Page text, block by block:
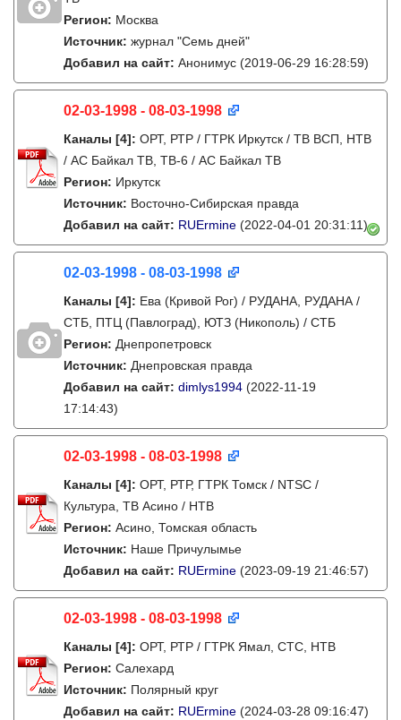
Регион: Москва
Источник: журнал "Семь дней"
Добавил на сайт: Анонимус (2019-06-29 16:28:59)
02-03-1998 - 08-03-1998
Каналы [4]: ОРТ, РТР / ГТРК Иркутск / ТВ ВСП, НТВ
/ АС Байкал ТВ, ТВ-6 / АС Байкал ТВ
Регион: Иркутск
Источник: Восточно-Сибирская правда
Добавил на сайт: RUErmine (2022-04-01 20:31:11)
02-03-1998 - 08-03-1998
Каналы [4]: Ева (Кривой Рог) / РУДАНА, РУДАНА /
СТБ, ПТЦ (Павлоград), ЮТЗ (Никополь) / СТБ
Регион: Днепропетровск
Источник: Днепровская правда
Добавил на сайт: dimlys1994 (2022-11-19
17:14:43)
02-03-1998 - 08-03-1998
Каналы [4]: ОРТ, РТР, ГТРК Томск / NTSC /
Культура, ТВ Асино / НТВ
Регион: Асино, Томская область
Источник: Наше Причулымье
Добавил на сайт: RUErmine (2023-09-19 21:46:57)
02-03-1998 - 08-03-1998
Каналы [4]: ОРТ, РТР / ГТРК Ямал, СТС, НТВ
Регион: Салехард
Источник: Полярный круг
Добавил на сайт: RUErmine (2024-03-28 09:16:47)